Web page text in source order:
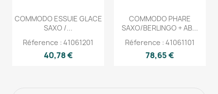
COMMODO ESSUIE GLACE
SAXO /...
Réference : 41061201
40,78 €
COMMODO PHARE
SAXO/BERLINGO + AB...
Réference : 41061101
78,65 €